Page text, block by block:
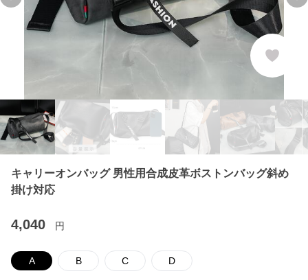
Previous slide
キャリーオンバッグ 男性用合成皮革ボストンバッグ斜め
掛け対応
4,040 円
A B C D